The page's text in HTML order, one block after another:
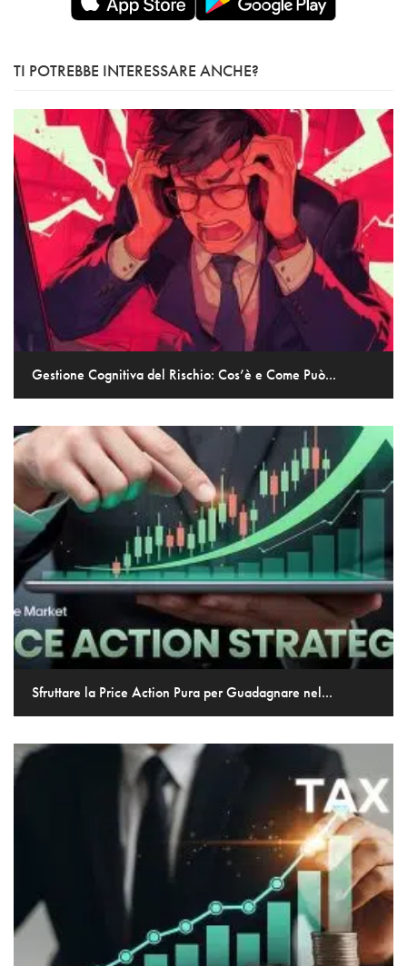
TI POTREBBE INTERESSARE ANCHE?
Gestione Cognitiva del Rischio: Cos’è e Come Può...
Sfruttare la Price Action Pura per Guadagnare nel...